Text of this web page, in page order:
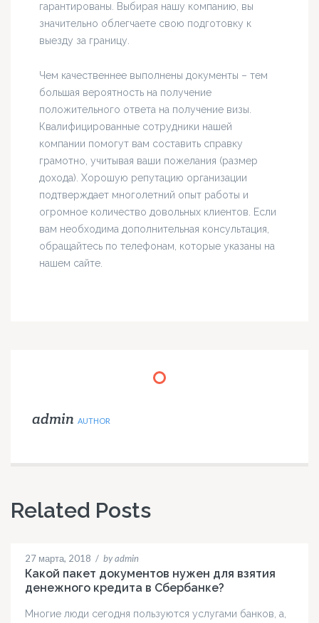
гарантированы. Выбирая нашу компанию, вы
значительно облегчаете свою подготовку к
выезду за границу.
Чем качественнее выполнены документы – тем
большая вероятность на получение
положительного ответа на получение визы.
Квалифицированные сотрудники нашей
компании помогут вам составить справку
грамотно, учитывая ваши пожелания (размер
дохода). Хорошую репутацию организации
подтверждает многолетний опыт работы и
огромное количество довольных клиентов. Если
вам необходима дополнительная консультация,
обращайтесь по телефонам, которые указаны на
нашем сайте.
admin AUTHOR
Related Posts
27 марта, 2018 / by admin
Какой пакет документов нужен для взятия
денежного кредита в Сбербанке?
Многие люди сегодня пользуются услугами банков, а,